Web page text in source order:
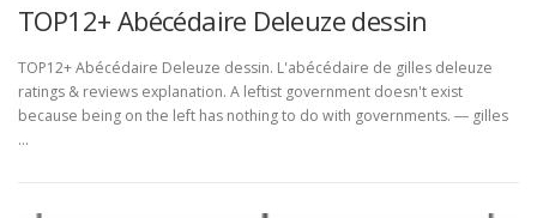
TOP12+ Abécédaire Deleuze dessin
TOP12+ Abécédaire Deleuze dessin. L'abécédaire de gilles deleuze
ratings & reviews explanation. A leftist government doesn't exist
because being on the left has nothing to do with governments. ― gilles
…